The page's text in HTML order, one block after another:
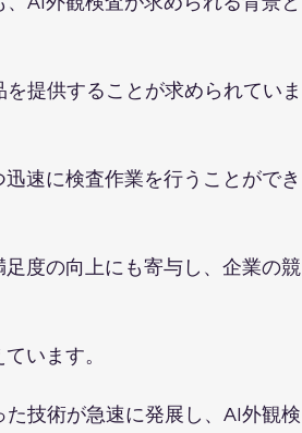
提供することが求められていま
速に検査作業を行うことができ
度の向上にも寄与し、企業の競
います。
技術が急速に発展し、AI外観検